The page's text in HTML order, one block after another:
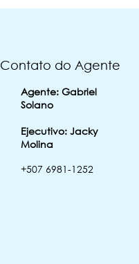
Contato do Agente
Agente: Gabriel
Solano
Ejecutivo: Jacky
Molina
‭+507 6981-1252